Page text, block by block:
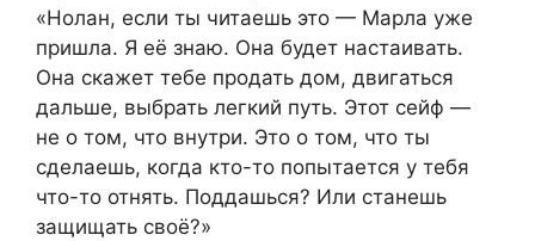
«Нолан, если ты читаешь это — Марла уже
пришла. Я её знаю. Она будет настаивать.
Она скажет тебе продать дом, двигаться
дальше, выбрать легкий путь. Этот сейф —
не о том, что внутри. Это о том, что ты
сделаешь, когда кто-то попытается у тебя
что-то отнять. Поддашься? Или станешь
защищать своё?»